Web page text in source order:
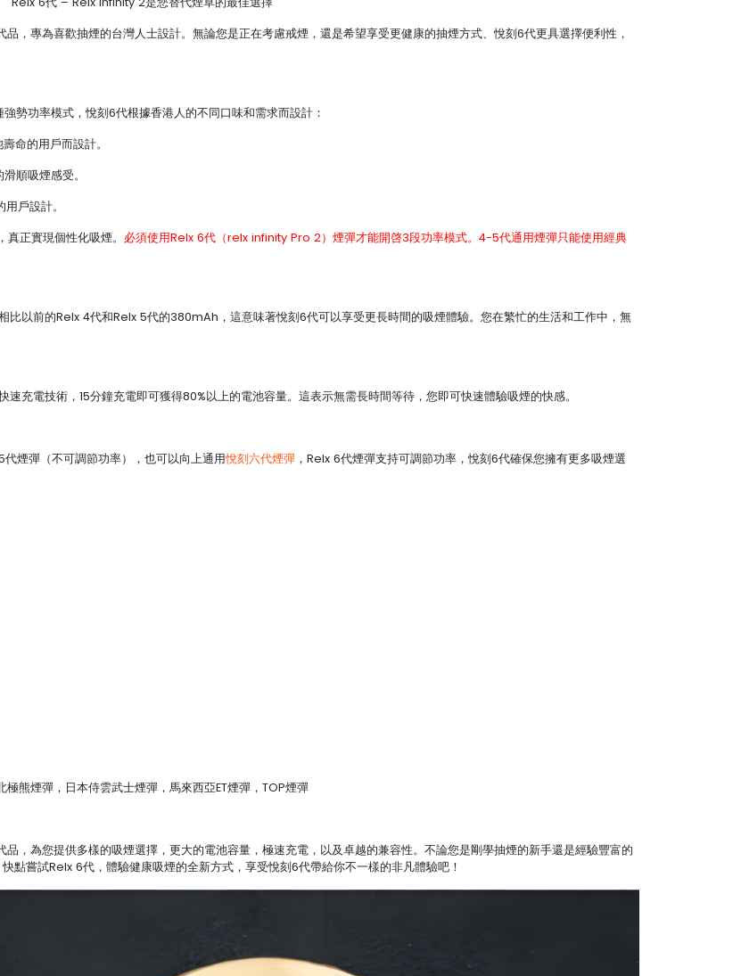
專為喜歡抽煙的台灣人士設計。無論您是正在考慮戒煙，還是希望享受更健康的抽煙方式、悅刻6代更具選擇便利性，
功率模式，悅刻6代根據香港人的不同口味和需求而設計：
命的用戶而設計。
順吸煙感受。
戶設計。
正實現個性化吸煙。 必須使用Relx 6代（relx infinity Pro 2）煙彈才能開啓3段功率模式。4-5代通用煙彈只能使用經典
前的Relx 4代和Relx 5代的380mAh，這意味著悅刻6代可以享受更長時間的吸煙體驗。您在繁忙的生活和工作中，無
充電技術，15分鐘充電即可獲得80%以上的電池容量。這表示無需長時間等待，您即可快速體驗吸煙的快感。
煙彈（不可調節功率），也可以向上通用悅刻六代煙彈 ，Relx 6代煙彈支持可調節功率，悅刻6代確保您擁有更多吸煙選
熊煙彈，日本侍雲武士煙彈，馬來西亞ET煙彈，TOP煙彈
為您提供多樣的吸煙選擇，更大的電池容量，極速充電，以及卓越的兼容性。不論您是剛學抽煙的新手還是經驗豐富的
點嘗試Relx 6代，體驗健康吸煙的全新方式，享受悅刻6代帶給你不一樣的非凡體驗吧！